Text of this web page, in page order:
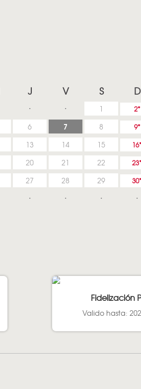
J V S D
1 2
6 7 8 9
13 14 15 16
20 21 22 23
27 28 29 30
Fidelización
Valido hasta: